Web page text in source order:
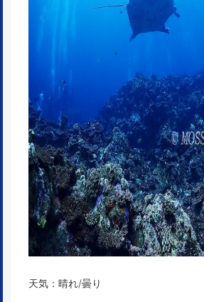
天気：晴れ/曇り